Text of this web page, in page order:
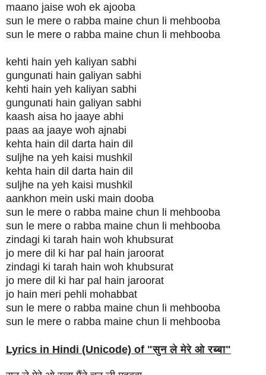
maano jaise woh ek ajooba
sun le mere o rabba maine chun li mehbooba
sun le mere o rabba maine chun li mehbooba
kehti hain yeh kaliyan sabhi
gungunati hain galiyan sabhi
kehti hain yeh kaliyan sabhi
gungunati hain galiyan sabhi
kaash aisa ho jaaye abhi
paas aa jaaye woh ajnabi
kehta hain dil darta hain dil
suljhe na yeh kaisi mushkil
kehta hain dil darta hain dil
suljhe na yeh kaisi mushkil
aankhon mein uski main dooba
sun le mere o rabba maine chun li mehbooba
sun le mere o rabba maine chun li mehbooba
zindagi ki tarah hain woh khubsurat
jo mere dil ki har pal hain jaroorat
zindagi ki tarah hain woh khubsurat
jo mere dil ki har pal hain jaroorat
jo hain meri pehli mohabbat
sun le mere o rabba maine chun li mehbooba
sun le mere o rabba maine chun li mehbooba
Lyrics in Hindi (Unicode) of "सुन ले मेरे ओ रब्बा"